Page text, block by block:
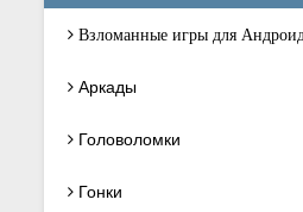
Взломанные игры для
Аркады
Головоломки
Гонки